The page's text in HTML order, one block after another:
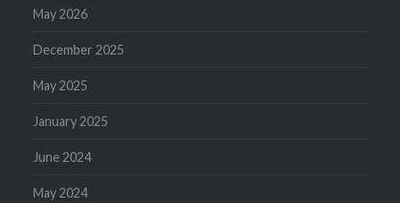
May 2026
December 2025
May 2025
January 2025
June 2024
May 2024